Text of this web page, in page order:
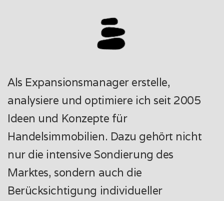
Als Expansionsmanager erstelle,
analysiere und optimiere ich seit 2005
Ideen und Konzepte für
Handelsimmobilien. Dazu gehört nicht
nur die intensive Sondierung des
Marktes, sondern auch die
Berücksichtigung individueller